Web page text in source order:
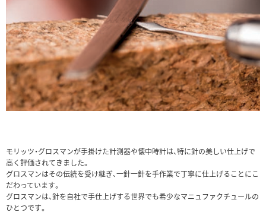
モリッツ・グロスマンが手掛けた計測器や懐中時計は、特に針の美しい仕上げで
高く評価されてきました。
グロスマンはその伝統を受け継ぎ、一針一針を手作業で丁寧に仕上げることにこ
だわっています。
グロスマンは、針を自社で手仕上げする世界でも希少なマニュファクチュールの
ひとつです。